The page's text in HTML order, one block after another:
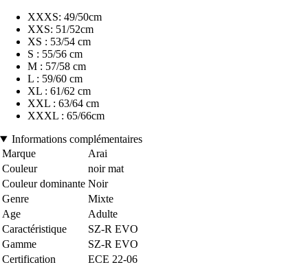
XXXS: 49/50cm
XXS: 51/52cm
XS : 53/54 cm
S : 55/56 cm
M : 57/58 cm
L : 59/60 cm
XL : 61/62 cm
XXL : 63/64 cm
XXXL : 65/66cm
Informations complémentaires
Marque
Arai
Couleur
noir mat
Couleur dominante Noir
Genre
Mixte
Age
Adulte
Caractéristique
SZ-R EVO
Gamme
SZ-R EVO
Certification
ECE 22-06